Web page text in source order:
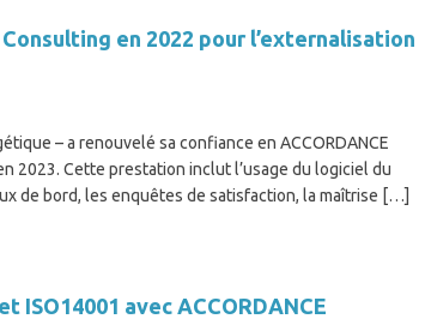
en 2022 pour l’externalisation
– a renouvelé sa confiance en ACCORDANCE
2023. Cette prestation inclut l’usage du logiciel du
de bord, les enquêtes de satisfaction, la maîtrise […]
ISO14001 avec ACCORDANCE